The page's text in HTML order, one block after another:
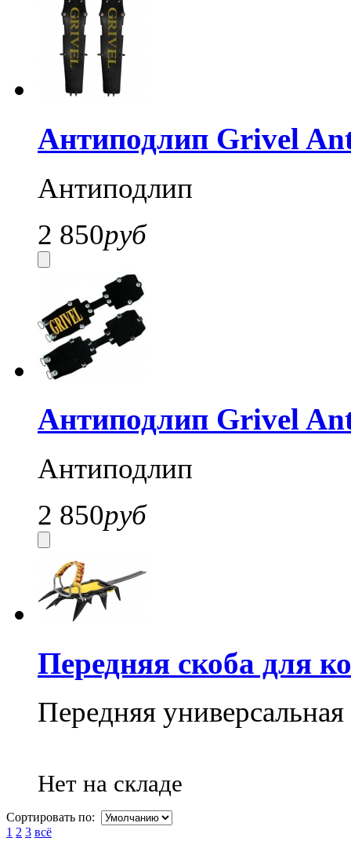
Антиподлип Grivel
Антиподлип
2 850руб
Антиподлип Grivel
Антиподлип
2 850руб
Передняя скоба для
Передняя
Нет на складе
Сортировать по:
1 2 3 всё